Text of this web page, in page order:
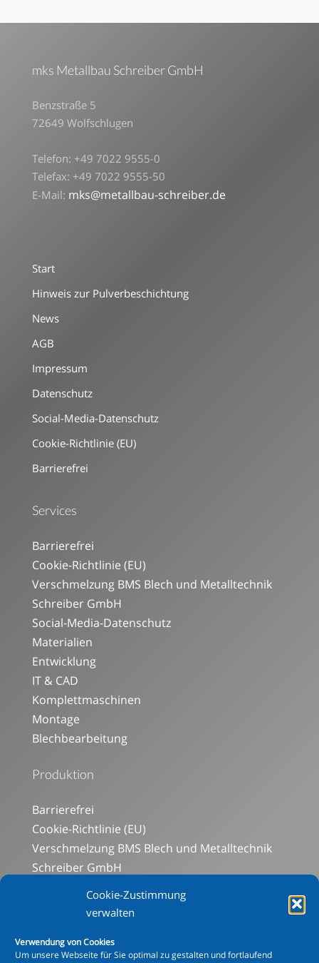
Cookie-Zustimmung
verwalten
Verwendung von Cookies
Um unsere Webseite für Sie optimal zu gestalten und fortlaufend
mks Metallbau Schreiber GmbH
Benzstraße 5
72649 Wolfschlugen
Telefon: +49 7022 9555-0
Telefax: +49 7022 9555-50
E-Mail: mks@metallbau-schreiber.de
Start
Hinweis zur Pulverbeschichtung
News
AGB
Impressum
Datenschutz
Social-Media-Datenschutz
Cookie-Richtlinie (EU)
Barrierefrei
Services
Barrierefrei
Cookie-Richtlinie (EU)
Verschmelzung BMS Blech und Metalltechnik
Schreiber GmbH
Social-Media-Datenschutz
Materialien
Entwicklung
IT & CAD
Komplettmaschinen
Montage
Blechbearbeitung
Produktion
Barrierefrei
Cookie-Richtlinie (EU)
Verschmelzung BMS Blech und Metalltechnik
Schreiber GmbH
Social-Media-Datenschutz
Aluminiumabteilung
Mechanische Bearbeitung